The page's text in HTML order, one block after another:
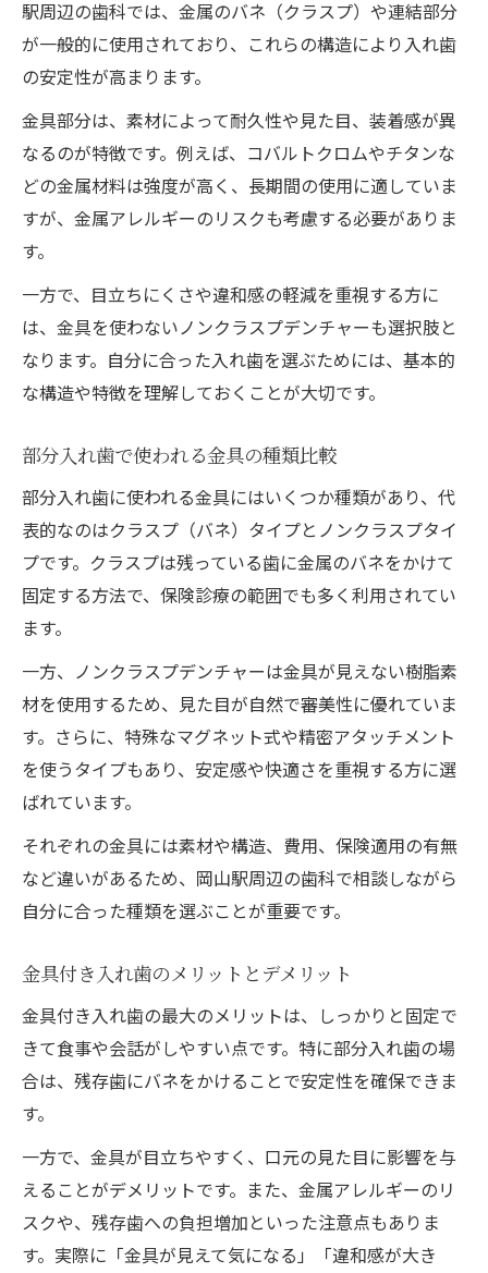
入れ歯の金具素材が装着感に及ぼす影響
金属の種類で変わる入れ歯の耐久性
金具が与える入れ歯の違和感対策法
金属アレルギーと入れ歯素材の関係
岡山駅周辺で快適な入れ歯相談を実現
金具付き入れ歯の専門的な相談の進め方
快適な入れ歯のためのカウンセリング活用
納得できる入れ歯選びの情報収集術
入れ歯の保険適用と自費の違いを解説
金具付き入れ歯の費用比較と選択基準
保険と自費で入れ歯金具の選択肢は変わ
る？
入れ歯の機能性と費用のバランスを考える
ノンクラスプ入れ歯と従来型の比較ガイド
ノンクラスプ入れ歯の仕組みと金具の違い
従来型入れ歯の金具が与える印象とは
入れ歯の見た目を左右する金具の比較
従来型入れ歯とノンクラスプの選び方
駅周辺の歯科では、金属のバネ（クラスプ）や連結部分
が一般的に使用されており、これらの構造により入れ歯
の安定性が高まります。
金具部分は、素材によって耐久性や見た目、装着感が異
なるのが特徴です。例えば、コバルトクロムやチタンな
どの金属材料は強度が高く、長期間の使用に適していま
すが、金属アレルギーのリスクも考慮する必要がありま
す。
一方で、目立ちにくさや違和感の軽減を重視する方に
は、金具を使わないノンクラスプデンチャーも選択肢と
なります。自分に合った入れ歯を選ぶためには、基本的
な構造や特徴を理解しておくことが大切です。
部分入れ歯で使われる金具の種類比較
部分入れ歯に使われる金具にはいくつか種類があり、代
表的なのはクラスプ（バネ）タイプとノンクラスプタイ
プです。クラスプは残っている歯に金属のバネをかけて
固定する方法で、保険診療の範囲でも多く利用されてい
ます。
一方、ノンクラスプデンチャーは金具が見えない樹脂素
材を使用するため、見た目が自然で審美性に優れていま
す。さらに、特殊なマグネット式や精密アタッチメント
を使うタイプもあり、安定感や快適さを重視する方に選
ばれています。
それぞれの金具には素材や構造、費用、保険適用の有無
など違いがあるため、岡山駅周辺の歯科で相談しながら
自分に合った種類を選ぶことが重要です。
金具付き入れ歯のメリットとデメリット
金具付き入れ歯の最大のメリットは、しっかりと固定で
きて食事や会話がしやすい点です。特に部分入れ歯の場
合は、残存歯にバネをかけることで安定性を確保できま
す。
一方で、金具が目立ちやすく、口元の見た目に影響を与
えることがデメリットです。また、金属アレルギーのリ
スクや、残存歯への負担増加といった注意点もありま
す。実際に「金具が見えて気になる」「違和感が大き